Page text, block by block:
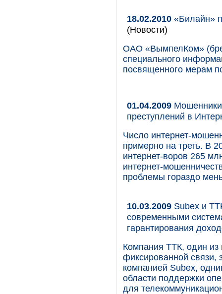
18.02.2010 «Билайн»
(Новости)
ОАО «ВымпелКом»
специального
посвященного мерам
01.04.2009
преступлений в
Число интернет-
примерно на треть. В
интернет-воров 265
интернет-
проблемы гораздо
10.03.2009 Subex и
современными
гарантирования
Компания ТТК, один из
фиксированной связи,
компанией Subex,
области поддержки
для